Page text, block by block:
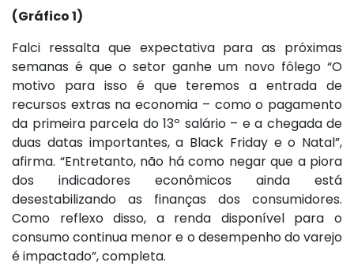
(Gráfico 1)
Falci ressalta que expectativa para as próximas
semanas é que o setor ganhe um novo fôlego “O
motivo para isso é que teremos a entrada de
recursos extras na economia – como o pagamento
da primeira parcela do 13º salário – e a chegada de
duas datas importantes, a Black Friday e o Natal”,
afirma. “Entretanto, não há como negar que a piora
dos indicadores econômicos ainda está
desestabilizando as finanças dos consumidores.
Como reflexo disso, a renda disponível para o
consumo continua menor e o desempenho do varejo
é impactado”, completa.